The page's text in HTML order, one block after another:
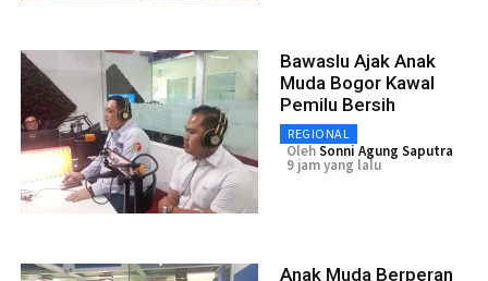
Bawaslu Ajak Anak
Muda Bogor Kawal
Pemilu Bersih
REGIONAL
OlehSonni Agung Saputra
9 jam yang lalu
Anak Muda Berperan